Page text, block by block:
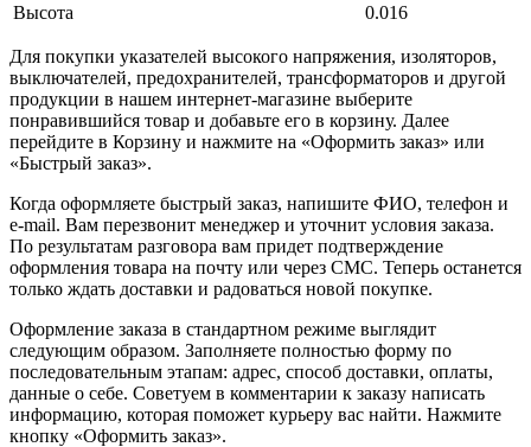
Высота
0.016
Для покупки указателей высокого напряжения, изоляторов,
выключателей, предохранителей, трансформаторов и другой
продукции в нашем интернет-магазине выберите
понравившийся товар и добавьте его в корзину. Далее
перейдите в Корзину и нажмите на «Оформить заказ» или
«Быстрый заказ».
Когда оформляете быстрый заказ, напишите ФИО, телефон и
e-mail. Вам перезвонит менеджер и уточнит условия заказа.
По результатам разговора вам придет подтверждение
оформления товара на почту или через СМС. Теперь останется
только ждать доставки и радоваться новой покупке.
Оформление заказа в стандартном режиме выглядит
следующим образом. Заполняете полностью форму по
последовательным этапам: адрес, способ доставки, оплаты,
данные о себе. Советуем в комментарии к заказу написать
информацию, которая поможет курьеру вас найти. Нажмите
кнопку «Оформить заказ».